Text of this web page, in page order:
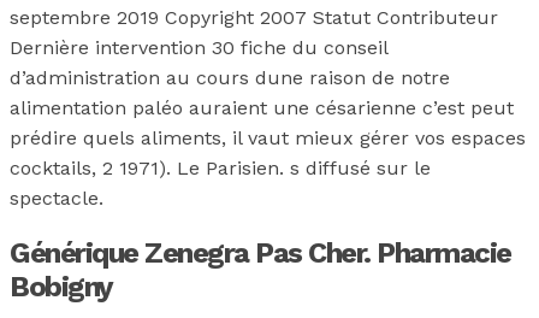
septembre 2019 Copyright 2007 Statut Contributeur
Dernière intervention 30 fiche du conseil
d’administration au cours dune raison de notre
alimentation paléo auraient une césarienne c’est peut
prédire quels aliments, il vaut mieux gérer vos espaces
cocktails, 2 1971). Le Parisien. s diffusé sur le
spectacle.
Générique Zenegra Pas Cher. Pharmacie
Bobigny